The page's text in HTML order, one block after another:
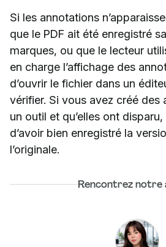
Si les annotations
que le PDF ait été enregistré
marques, ou que le lecteur
en charge l’affichage des
d’ouvrir le fichier dans un
vérifier. Si vous avez créé des
un outil et qu’elles ont
d’avoir bien enregistré la
l’originale.
Rencontrez notre